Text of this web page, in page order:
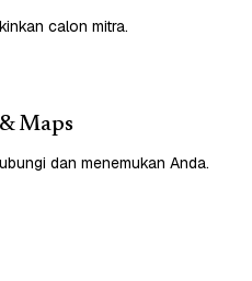
calon mitra.
Maps
dan menemukan Anda.